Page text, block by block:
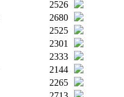
2526
2680
2525
2301
2333
2144
2265